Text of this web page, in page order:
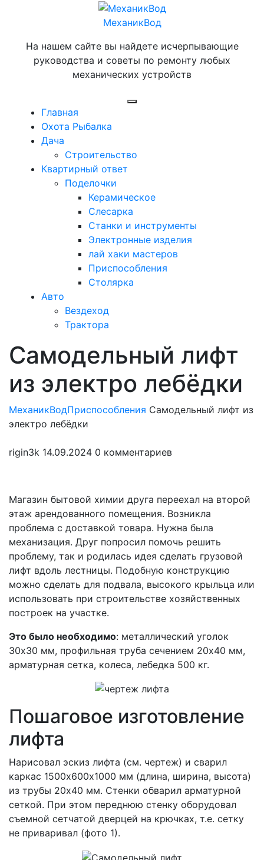
МеханикВод
На нашем сайте вы найдете исчерпывающие
руководства и советы по ремонту любых
механических устройств
Главная
Охота Рыбалка
Дача
Строительство
Квартирный ответ
Поделочки
Керамическое
Слесарка
Станки и инструменты
Электронные изделия
лай хаки мастеров
Приспособления
Столярка
Авто
Вездеход
Трактора
Закрыть
меню
Самодельный лифт
из электро лебёдки
МеханикВодПриспособления Самодельный лифт из
электро лебёдки
rigin3k 14.09.2024 0 комментариев
Магазин бытовой химии друга переехал на второй
этаж арендованного помещения. Возникла
проблема с доставкой товара. Нужна была
механизация. Друг попросил помочь решить
проблему, так и родилась идея сделать грузовой
лифт вдоль лестницы. Подобную конструкцию
можно сделать для подвала, высокого крыльца или
использовать при строительстве хозяйственных
построек на участке.
Это было необходимо: металлический уголок
30х30 мм, профильная труба сечением 20х40 мм,
арматурная сетка, колеса, лебедка 500 кг.
Пошаговое изготовление
лифта
Нарисовал эскиз лифта (см. чертеж) и сварил
каркас 1500х600х1000 мм (длина, ширина, высота)
из трубы 20х40 мм. Стенки обварил арматурной
сеткой. При этом переднюю стенку оборудовал
съемной сетчатой ​​дверцей на крючках, т.е. сетку
не приваривал (фото 1).